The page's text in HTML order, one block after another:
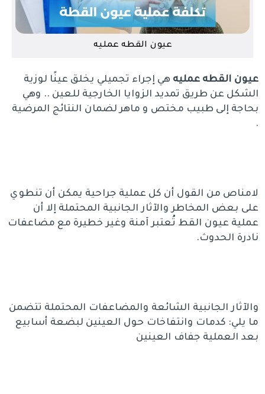
عيون القطه عمليه
عيون القطه عمليه هي إجراء تجميلي يخلق عينًا لوزية
الشكل عن طريق تمديد الزوايا الخارجية للعين .. وهي
بحاجة إلى طبيب مختص و ماهر لضمان النتائج المرضية
.
لامناص من القول أن كل عملية جراحية يمكن أن تنطوي
على بعض المخاطر والآثار الجانبية المحتملة إلا أن
عملية عيون القط تُعتبر آمنة وغير خطيرة مع مضاعفات
نادرة الحدوث.
والآثار الجانبية الشائعة والمضاعفات المحتملة تتضمن
ما يلي: كدمات وانتفاخات حول العينين لبضعة أسابيع
بعد العملية جفاف العينين